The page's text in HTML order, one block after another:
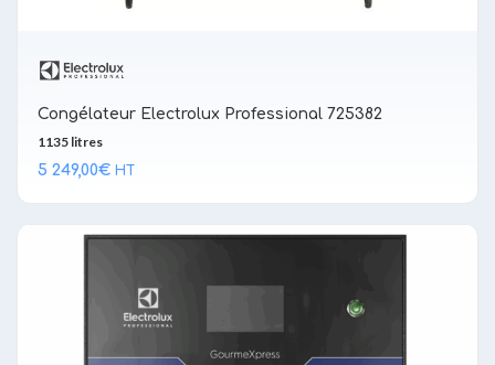
Congélateur Electrolux Professional 725382
1135 litres
5 249,00€ HT